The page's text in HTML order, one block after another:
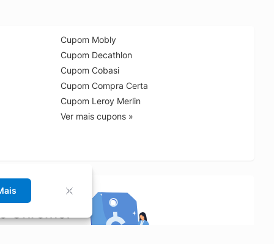
Cupom Mobly
Cupom Decathlon
Cupom Cobasi
Cupom Compra Certa
Cupom Leroy Merlin
Ver mais cupons »
Chrome!